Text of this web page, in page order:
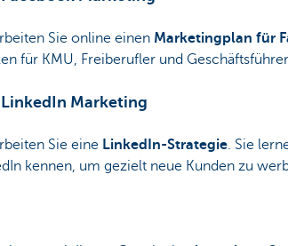
Sie online einen Marketingplan für
für KMU, Freiberufler und
Marketing
Sie eine LinkedIn-Strategie . Sie
kennen, um gezielt neue Kunden zu